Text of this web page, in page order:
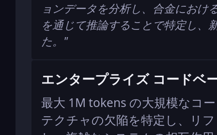
ョンデータを分析し、合金におけ
を通じて推論することで特定し、
た。 "
エンタープライズ コードベ
最大 1M tokens の大規模なコ
テクチャの欠陥を特定し、リ